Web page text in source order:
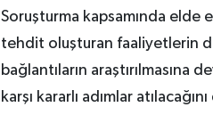
Soruşturma kapsamında
tehdit oluşturan faaliyetlerin
bağlantıların
karşı kararlı adımlar